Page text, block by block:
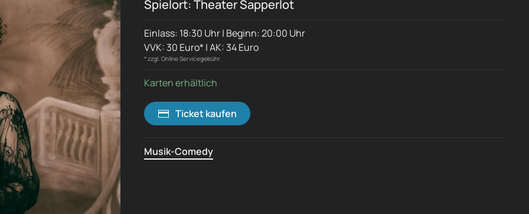
Spielort: Theater Sapperlot
Einlass: 18:30 Uhr | Beginn: 20:00 Uhr
VVK: 30 Euro* | AK: 34 Euro
* zzgl. Online Servicegebühr
Karten erhältlich
Ticket kaufen
Musik-Comedy